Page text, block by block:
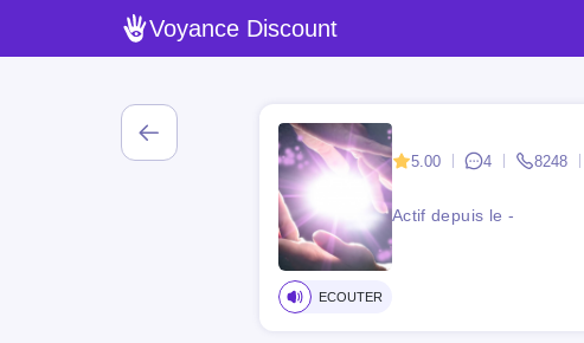
Voyance Discount
ECOUTER
5.00 4 8248
Actif depuis le -